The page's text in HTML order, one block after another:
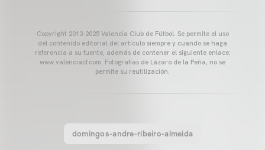
Copyright 2013-2025 Valencia Club de Fútbol. Se permite el uso
del contenido editorial del artículo siempre y cuando se haga
referencia a su fuente, además de contener el siguiente enlace:
www.valenciacf.com. Fotografías de Lázaro de la Peña, no se
permite su reutilización.
domingos-andre-ribeiro-almeida